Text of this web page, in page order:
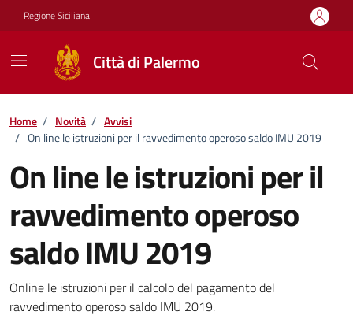
Vai ai contenuti
Vai al footer
Regione Siciliana
Città di Palermo
Home / Novità / Avvisi
/ On line le istruzioni per il ravvedimento operoso saldo IMU 2019
On line le istruzioni per il
ravvedimento operoso
saldo IMU 2019
Dettagli della notizia
Online le istruzioni per il calcolo del pagamento del
ravvedimento operoso saldo IMU 2019.